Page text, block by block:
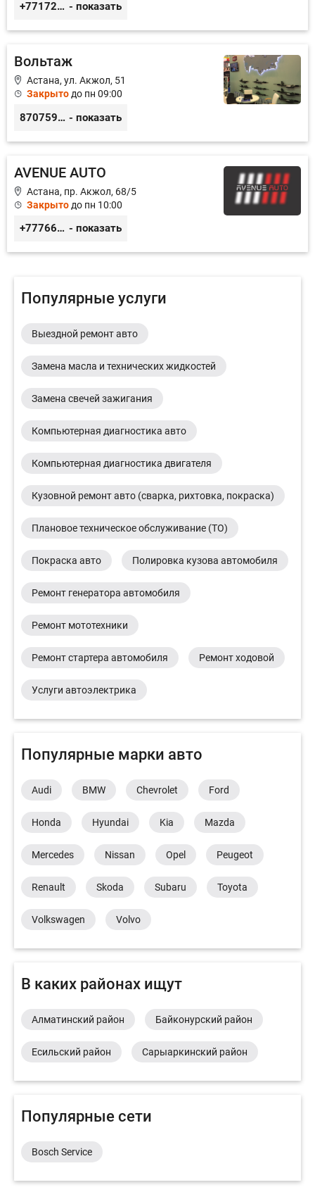
+77172541601 - показать
Вольтаж
Астана, ул. Акжол, 51
Закрытодо пн 09:00
87075944949 - показать
AVENUE AUTO
Астана, пр. Акжол, 68/5
Закрыто до пн 10:00
+77766857788 - показать
Популярные услуги
Выездной ремонт авто
Замена масла и технических жидкостей
Замена свечей зажигания
Компьютерная диагностика авто
Компьютерная диагностика двигателя
Кузовной ремонт авто (сварка, рихтовка, покраска)
Плановое техническое обслуживание (ТО)
Покраска авто Полировка кузова автомобиля
Ремонт генератора автомобиля
Ремонт мототехники
Ремонт стартера автомобиля Ремонт ходовой
Услуги автоэлектрика
Популярные марки авто
Audi BMW Chevrolet Ford
Honda Hyundai Kia Mazda
Mercedes Nissan Opel Peugeot
Renault Skoda Subaru Toyota
Volkswagen Volvo
В каких районах ищут
Алматинский район Байконурский район
Есильский район Сарыаркинский район
Популярные сети
Bosch Service